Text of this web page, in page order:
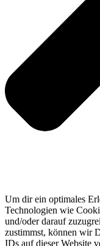
Um dir ein optimales
Technologien wie
und/oder darauf
zustimmst, können wir
IDs auf dieser Website